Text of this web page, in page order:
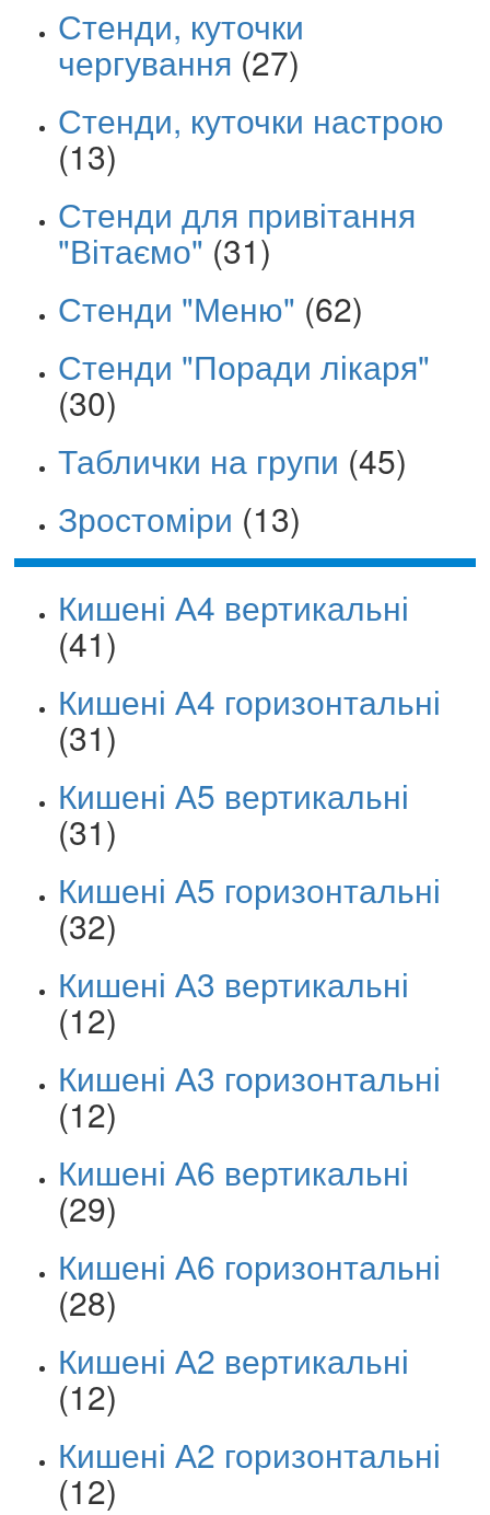
Стенди, куточки
чергування (27)
Стенди, куточки настрою
(13)
Стенди для привітання
"Вітаємо" (31)
Стенди "Меню" (62)
Стенди "Поради лікаря"
(30)
Таблички на групи (45)
Зростоміри (13)
Кишені А4 вертикальні
(41)
Кишені А4 горизонтальні
(31)
Кишені А5 вертикальні
(31)
Кишені А5 горизонтальні
(32)
Кишені А3 вертикальні
(12)
Кишені А3 горизонтальні
(12)
Кишені А6 вертикальні
(29)
Кишені А6 горизонтальні
(28)
Кишені А2 вертикальні
(12)
Кишені А2 горизонтальні
(12)